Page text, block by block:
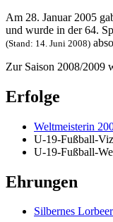
Am 28. Januar 2005
und wurde in der 64.
(Stand: 14. Juni 2008)
Zur Saison 2008/2009
Erfolge
Weltmeisterin
U-19-Fußball-
U-19-Fußball-
Ehrungen
Silbernes